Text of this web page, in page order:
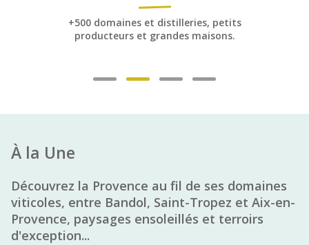
+1 800 expériences réservables :
dégustations, visites, repas…
À la Une
Découvrez la Provence au fil de ses domaines
viticoles, entre Bandol, Saint-Tropez et Aix-en-
Provence, paysages ensoleillés et terroirs
d'exception...